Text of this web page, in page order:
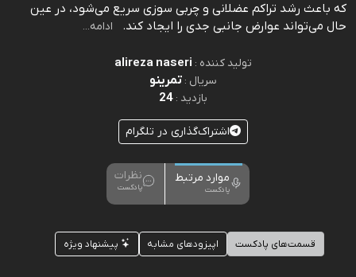
که باعث رشد تراکم عضلانی و چربی سوزی سریع می‌شود، در عین
حال می‌تواند عوارض جانبی جدی را ایجاد کند.⁠⁠⁠⁠⁠⁠⁠⁠⁠⁠⁠⁠⁠⁠⁠⁠⁠⁠⁠⁠⁠⁠⁠⁠⁠⁠⁠⁠⁠⁠⁠⁠⁠⁠⁠⁠⁠⁠⁠⁠⁠⁠⁠⁠⁠⁠⁠⁠⁠⁠⁠⁠⁠⁠⁠⁠⁠⁠⁠⁠⁠
ادامه...
تولید کننده : alireza naseri
سریال :تمرینو
بازدید :24
اشتراک‌گذاری در تلگرام
موارد مرتبط
پادکست
نظرات
پادکست
قسمت‌های پادکست اپیزودهای مشابه پیشنهاد ویژه